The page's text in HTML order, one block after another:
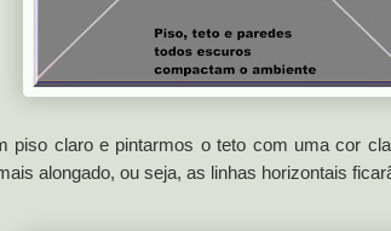
piso claro e pintarmos o teto com uma cor
alongado, ou seja, as linhas horizontais